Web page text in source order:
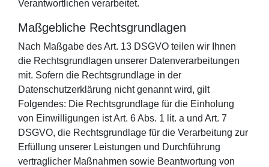
Verantwortlichen verarbeitet.
Maßgebliche Rechtsgrundlagen
Nach Maßgabe des Art. 13 DSGVO teilen wir Ihnen
die Rechtsgrundlagen unserer Datenverarbeitungen
mit. Sofern die Rechtsgrundlage in der
Datenschutzerklärung nicht genannt wird, gilt
Folgendes: Die Rechtsgrundlage für die Einholung
von Einwilligungen ist Art. 6 Abs. 1 lit. a und Art. 7
DSGVO, die Rechtsgrundlage für die Verarbeitung zur
Erfüllung unserer Leistungen und Durchführung
vertraglicher Maßnahmen sowie Beantwortung von